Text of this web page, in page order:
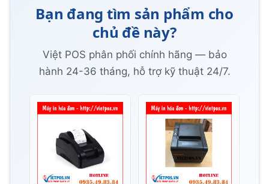
Bạn đang tìm sản phẩm cho
chủ đề này?
Việt POS phân phối chính hãng — bảo
hành 24-36 tháng, hỗ trợ kỹ thuật 24/7.